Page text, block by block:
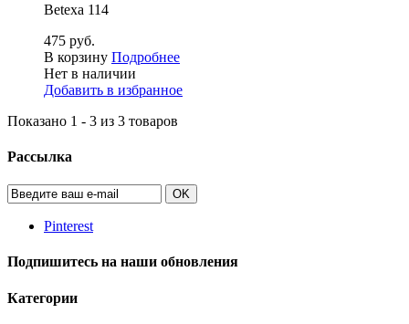
Betexa 114
475 руб.
В корзину Подробнее
Нет в наличии
Добавить в избранное
Показано 1 - 3 из 3 товаров
Рассылка
OK
Pinterest
Подпишитесь на наши обновления
Категории